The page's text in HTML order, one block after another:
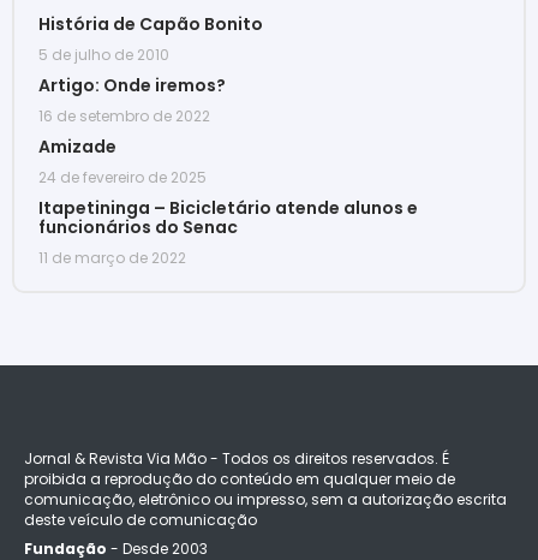
História de Capão Bonito
5 de julho de 2010
Artigo: Onde iremos?
16 de setembro de 2022
Amizade
24 de fevereiro de 2025
Itapetininga – Bicicletário atende alunos e
funcionários do Senac
11 de março de 2022
Jornal & Revista Via Mão - Todos os direitos reservados. É
proibida a reprodução do conteúdo em qualquer meio de
comunicação, eletrônico ou impresso, sem a autorização escrita
deste veículo de comunicação
Fundação - Desde 2003